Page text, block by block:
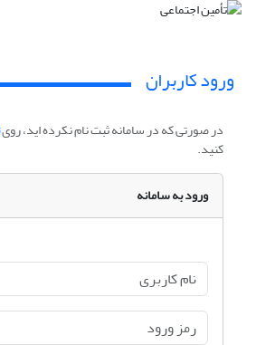
ورود کاربران
در صورتی که در سامانه ثبت نام نکرده اید، روی
کنید.
ورود به سامانه